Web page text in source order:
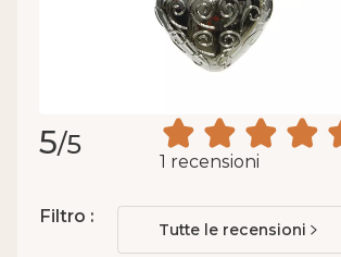
5/5
1 recensioni
Filtro :
Tutte le recensioni